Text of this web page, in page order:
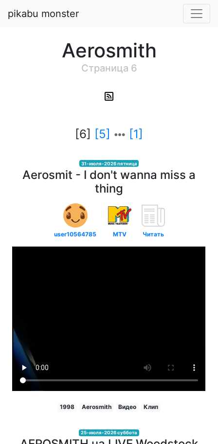
pikabu monster
Aerosmith
Cтраница 6
[6] [5] [1]
31-июля-2026 пятница
Aerosmit - I don't wanna miss a
thing
user10564785 MTV Читать
1998 Aerosmith Видео Клип
25-июля-2026 суббота